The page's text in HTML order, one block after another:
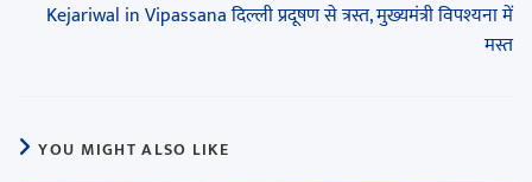
Kejariwal in Vipassana दिल्ली प्रदूषण से त्रस्त, मुख्यमंत्री विपश्यना में
मस्त
YOU MIGHT ALSO LIKE